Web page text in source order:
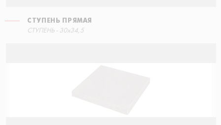
СТУПЕНЬ ПРЯМАЯ
СТУПЕНЬ - 30x34,5